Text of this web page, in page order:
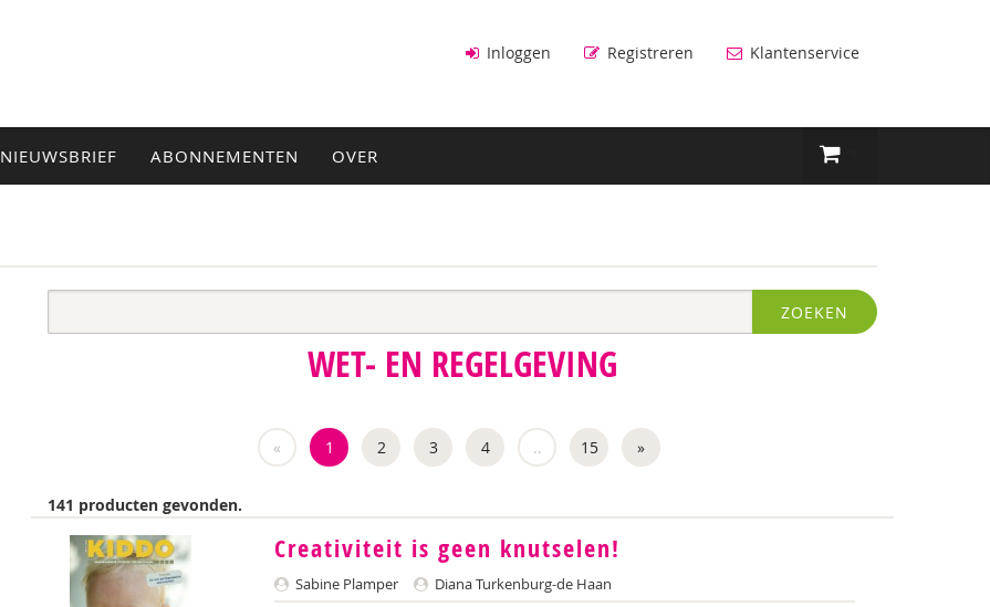
Inloggen Registreren Klantenservice
NIEUWSBRIEF ABONNEMENTEN OVER
ZOEKEN
WET- EN REGELGEVING
« 1 2 3 4 .. 15 »
141 producten gevonden.
Creativiteit is geen knutselen!
Sabine Plamper
Diana Turkenburg-de Haan